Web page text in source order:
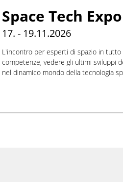
Space Tech
17. - 19.11.2026
L'incontro per esperti di spazio in
competenze, vedere gli ultimi sviluppi
nel dinamico mondo della tecnologia